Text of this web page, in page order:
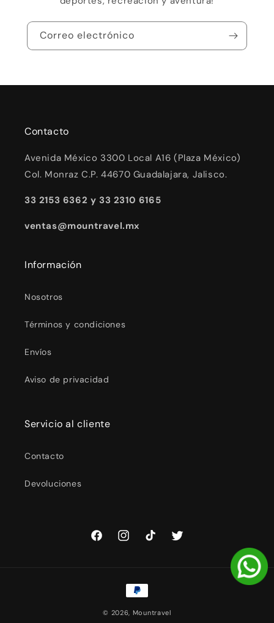
Correo electrónico
Contacto
Avenida México 3300 Local A16 (Plaza México)
Col. Monraz C.P. 44670 Guadalajara, Jalisco.
33 2153 6362 y 33 2310 6165
ventas@mountravel.mx
Información
Nosotros
Términos y condiciones
Envíos
Aviso de privacidad
Servicio al cliente
Contacto
Devoluciones
FacebookInstagramTikTok Twitter
Formas
de
pago
© 2026, Mountravel